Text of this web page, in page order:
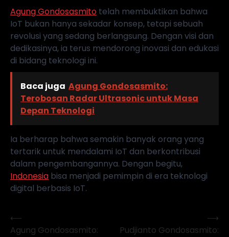
Agung Gondosasmito telah membuktikan bahwa
IoT bukan hanya sekadar konsep, tetapi sebuah
revolusi yang sedang berlangsung. Dengan visi dan
dedikasinya, ia terus mendorong inovasi dan edukasi
di bidang teknologi ini.
Baca juga Agung Gondosasmito:
Terobosan Radar Ultrasonic untuk Masa
Depan Teknologi
Ia berharap bahwa semakin banyak orang yang
tertarik untuk mendalami IoT dan berkontribusi
dalam pengembangannya. Dengan begitu,
Indonesia bisa menjadi pemimpin di era teknologi
digital berbasis IoT.
Navigasi
⟵
Agung Gondosasmito:
Pudjianto Gondosasmito:
⟶